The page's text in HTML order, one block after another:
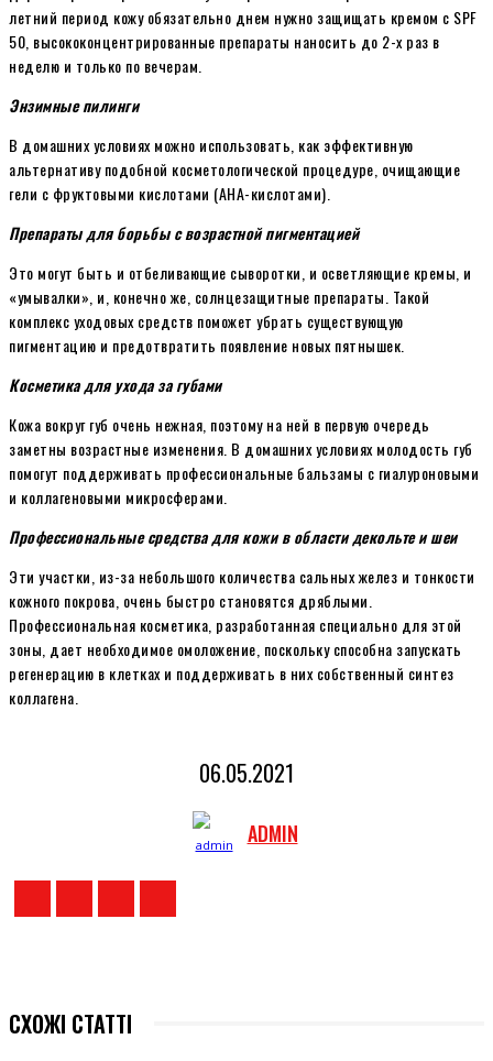
летний период кожу обязательно днем нужно защищать кремом с SPF
50, высококонцентрированные препараты наносить до 2-х раз в
неделю и только по вечерам.
Энзимные пилинги
В домашних условиях можно использовать, как эффективную
альтернативу подобной косметологической процедуре, очищающие
гели с фруктовыми кислотами (AHA-кислотами).
Препараты для борьбы с возрастной пигментацией
Это могут быть и отбеливающие сыворотки, и осветляющие кремы, и
«умывалки», и, конечно же, солнцезащитные препараты. Такой
комплекс уходовых средств поможет убрать существующую
пигментацию и предотвратить появление новых пятнышек.
Косметика для ухода за губами
Кожа вокруг губ очень нежная, поэтому на ней в первую очередь
заметны возрастные изменения. В домашних условиях молодость губ
помогут поддерживать профессиональные бальзамы с гиалуроновыми
и коллагеновыми микросферами.
Профессиональные средства для кожи в области декольте и шеи
Эти участки, из-за небольшого количества сальных желез и тонкости
кожного покрова, очень быстро становятся дряблыми.
Профессиональная косметика, разработанная специально для этой
зоны, дает необходимое омоложение, поскольку способна запускать
регенерацию в клетках и поддерживать в них собственный синтез
коллагена.
06.05.2021
ADMIN
СХОЖІ СТАТТІ